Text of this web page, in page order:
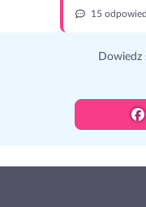
15
Dowiedz